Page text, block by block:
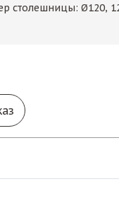
столешницы: Ø120,